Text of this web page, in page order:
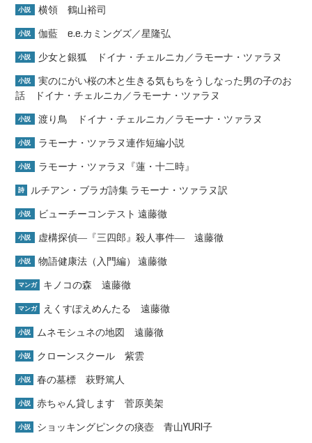
小説 横領 鶴山裕司
小説 伽藍 e.e.カミングズ／星隆弘
小説 少女と銀狐 ドイナ・チェルニカ／ラモーナ・ツァラヌ
小説
実のにがい桜の木と生きる気もちをうしなった男の子のお
話 ドイナ・チェルニカ／ラモーナ・ツァラヌ
小説 渡り鳥 ドイナ・チェルニカ／ラモーナ・ツァラヌ
小説 ラモーナ・ツァラヌ連作短編小説
小説 ラモーナ・ツァラヌ『蓮・十二時』
詩 ルチアン・ブラガ詩集 ラモーナ・ツァラヌ訳
小説 ビューチーコンテスト 遠藤徹
小説 虚構探偵―『三四郎』殺人事件― 遠藤徹
小説 物語健康法（入門編） 遠藤徹
マンガ キノコの森 遠藤徹
マンガ えくすぽえめんたる 遠藤徹
小説 ムネモシュネの地図 遠藤徹
小説 クローンスクール 紫雲
小説 春の墓標 萩野篤人
小説 赤ちゃん貸します 菅原美架
小説 ショッキングピンクの痰壺 青山YURI子